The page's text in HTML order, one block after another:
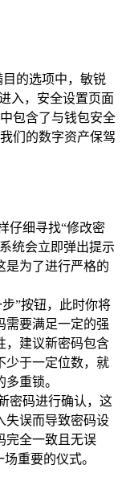
的选项中，敏锐
入，安全设置页面
包含了与钱包安全
们的数字资产保驾
仔细寻找“修改密
统会立即弹出提示
是为了进行严格的
”按钮，此时你将
需要满足一定的强
，建议新密码包含
少于一定位数，就
重锁。
密码进行确认，这
失误而导致密码设
完全一致且无误
重要的仪式。